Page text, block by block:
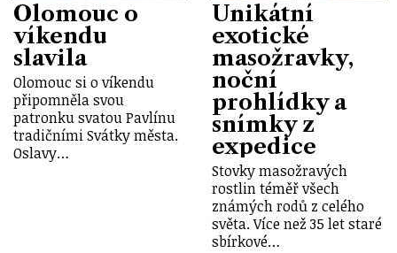
Olomouc o
víkendu
slavila
Olomouc si o víkendu
připomněla svou
patronku svatou Pavlínu
tradičními Svátky města.
Oslavy…
Unikátní
exotické
masožravky,
noční
prohlídky a
snímky z
expedice
Stovky masožravých
rostlin téměř všech
známých rodů z celého
světa. Více než 35 let staré
sbírkové…